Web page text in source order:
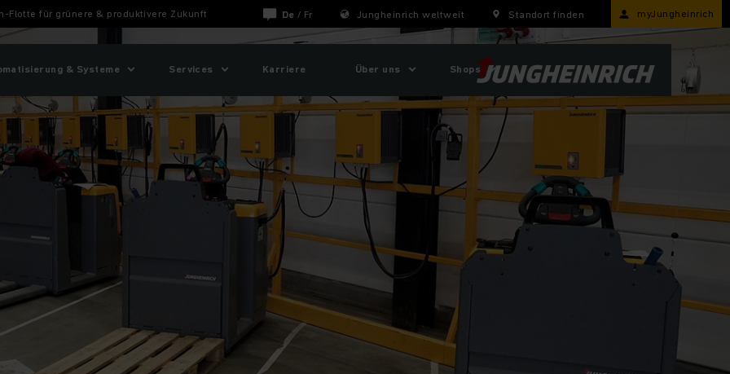
Flotte für grünere & produktivere Zukunft De / Fr Jungheinrich weltweit Standort finden myJungheinrich
& Systeme Services Karriere Über uns Shops